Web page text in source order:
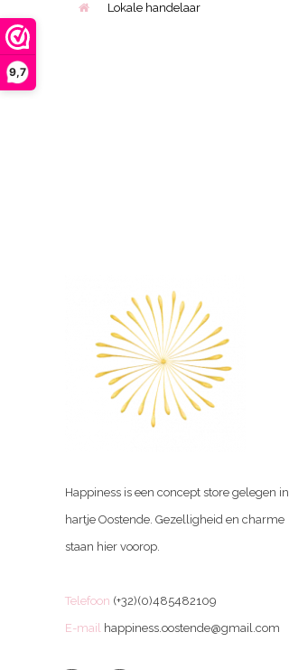
9,7
Lokale handelaar
Happiness is een concept store gelegen in
hartje Oostende. Gezelligheid en charme
staan hier voorop.
Telefoon (+32)(0)485482109
E-mail happiness.oostende@gmail.com